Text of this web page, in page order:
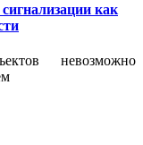
как
невозможно